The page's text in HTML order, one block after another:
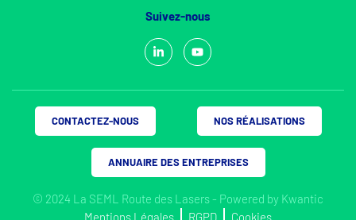
Suivez-nous
© 2024 La SEML Route des Lasers - Powered by Kwantic
Mentions Légales
RGPD Cookies
CONTACTEZ-NOUS NOS RÉALISATIONS
ANNUAIRE DES ENTREPRISES